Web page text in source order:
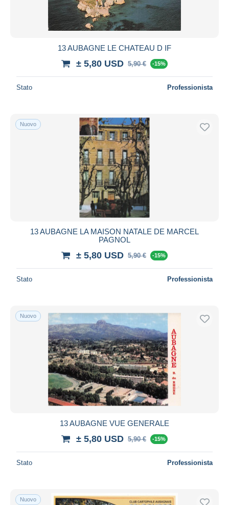
13 AUBAGNE LE CHATEAU D IF
± 5,80 USD 5,90 € -15%
Stato Professionista
Nuovo
13 AUBAGNE LA MAISON NATALE DE MARCEL
PAGNOL
± 5,80 USD 5,90 € -15%
Stato Professionista
Nuovo
13 AUBAGNE VUE GENERALE
± 5,80 USD 5,90 € -15%
Stato Professionista
Nuovo